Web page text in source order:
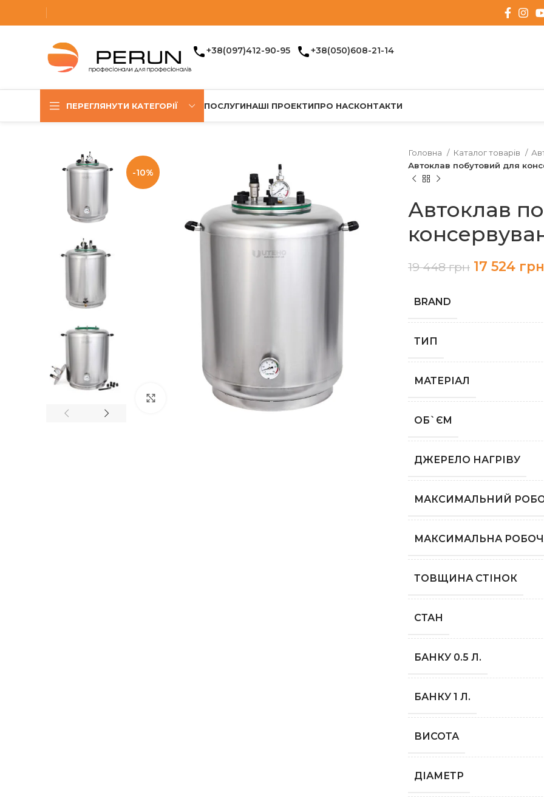
+38(097)412-90-95 +38(050)608-21-14
ПЕРЕГЛЯНУТИ КАТЕГОРІЇ ПОСЛУГИНАШІ ПРОЕКТИПРО НАСКОНТАКТИ
-10%
Клацніть, щоб збільшити
Головна Каталог товарів
Автоклав побутовий для
Автоклав
19 448грн 17 524 грн
BRAND
ТИП
МАТЕРІАЛ
ОБ`ЄМ
ДЖЕРЕЛО НАГРІВУ
МАКСИМАЛЬНИЙ
МАКСИМАЛЬНА
ТОВЩИНА СТІНОК
СТАН
БАНКУ 0.5 Л.
БАНКУ 1 Л.
ВИСОТА
ДІАМЕТР